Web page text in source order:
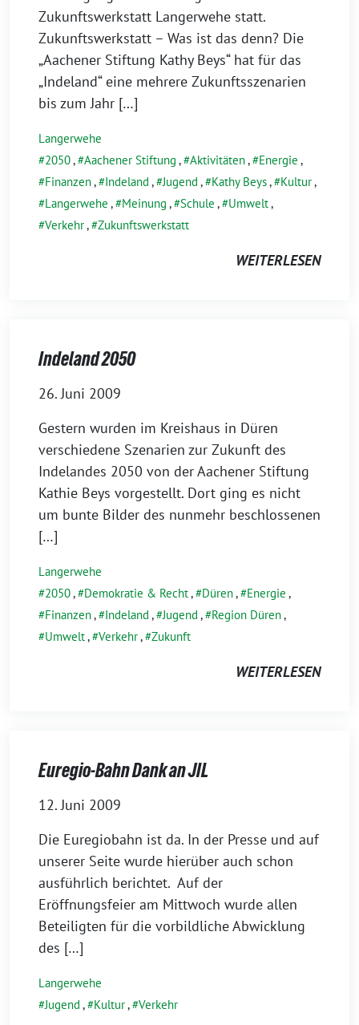
Zukunftswerkstatt Langerwehe statt.
Zukunftswerkstatt – Was ist das denn? Die
„Aachener Stiftung Kathy Beys“ hat für das
„Indeland“ eine mehrere Zukunftsszenarien
bis zum Jahr […]
Langerwehe
2050, Aachener Stiftung , Aktivitäten, Energie ,
Finanzen, Indeland , Jugend , Kathy Beys, Kultur,
Langerwehe , Meinung , Schule , Umwelt,
Verkehr, Zukunftswerkstatt
WEITERLESEN
Indeland 2050
26. Juni 2009
Gestern wurden im Kreishaus in Düren
verschiedene Szenarien zur Zukunft des
Indelandes 2050 von der Aachener Stiftung
Kathie Beys vorgestellt. Dort ging es nicht
um bunte Bilder des nunmehr beschlossenen
[…]
Langerwehe
2050, Demokratie & Recht, Düren, Energie ,
Finanzen, Indeland , Jugend , Region Düren,
Umwelt, Verkehr, Zukunft
WEITERLESEN
Euregio-Bahn Dank an JIL
12. Juni 2009
Die Euregiobahn ist da. In der Presse und auf
unserer Seite wurde hierüber auch schon
ausführlich berichtet. Auf der
Eröffnungsfeier am Mittwoch wurde allen
Beteiligten für die vorbildliche Abwicklung
des […]
Langerwehe
Jugend , Kultur, Verkehr